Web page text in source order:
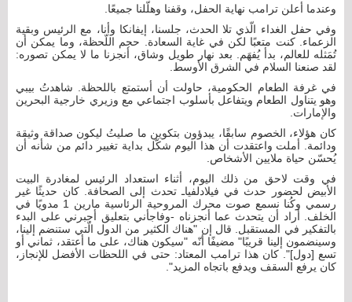
وعندما أعلن ترامب نهاية الحفل، وقفنا وهلّلنا جميعًا.
وفي حفل الغداء الّذي تلا الحدث، جلسنا، إيفانكا وأنا، مع الرئيس وبقية
الزعماء. كنت متعبًا لكن في غاية السعادة. حجم اللّحظة، وما يمكن أن
تُمَثله للعالم، بدأ يُفهَم. بعد نهار طويل وشاق، أنجزنا ما لا يمكن تصوره:
لقد صنعنا السلام في الشرق الأوسط.
في غرفة الطعام الحكومية، حاولت أن أستمتع باللحظة. شاهدتُ بيبي
وهو يتناول الطعام ويتفاعل بأسلوب اجتماعي مع وزيري خارجية البحرين
والإمارات.
كان هؤلاء، الخصوم سابقًا، يبدؤون بتكوين ما صليتُ ليكون صداقة وثيقة
ودائمة. أملت واعتقدت أن هذا اليوم شكّل بداية تغيير دائم من شأنه أن
يُحسّن حياة ملايين الأشخاص.
في وقت لاحق من ذلك اليوم، أثناء استعداد الرئيس لمغادرة البيت
الأبيض لحضور حدث في فيلادلفياـ تحدث إلى الصحافة. كان حديثًا غير
رسمي وكُنا نسمع صوت محرك المروحية الرئاسية مارين 1 مدويًا في
الخلف. أراد أن يتحدث عما أنجزناه -وفاجأني بتعليق أجبرني على البدء
بالتفكير في المستقبل. قال إن "هناك الكثير من الدول الّتي ستنضم إلينا،
وسينضمون إلينا قريبًا" مضيفًا أنّه "سيكون هناك، على ما أعتقد، ثماني أو
تسع [دول]". كان هذا ترامب المعتاد: حتى في اللحظات الأفضل للإنجاز،
كان يرفع السقف ويدفع باتجاه المزيد".